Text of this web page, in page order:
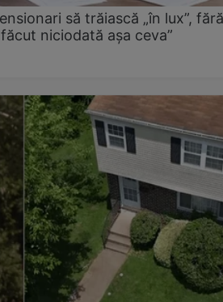
să trăiască „în lux”, fără
niciodată așa ceva”